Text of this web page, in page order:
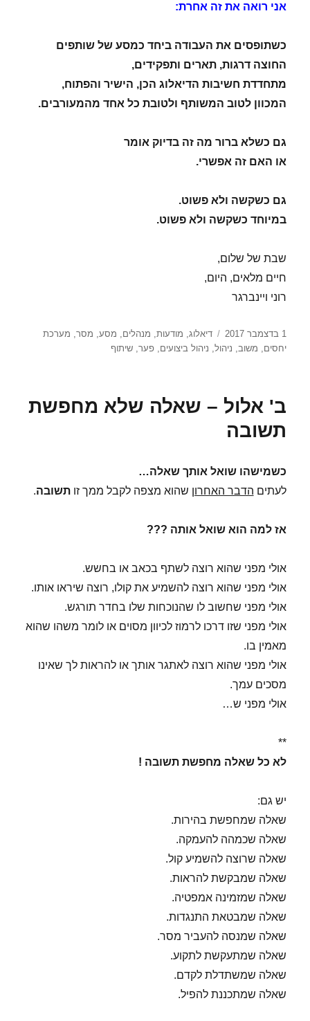
אני רואה את זה אחרת:
כשתופסים את העבודה ביחד כמסע של שותפים
החוצה דרגות, תארים ותפקידים,
מתחדדת חשיבות הדיאלוג הכן, הישיר והפתוח,
המכוון לטוב המשותף ולטובת כל אחד מהמעורבים.
גם כשלא ברור מה זה בדיוק אומר
או האם זה אפשרי.
גם כשקשה ולא פשוט.
במיוחד כשקשה ולא פשוט.
שבת של שלום,
חיים מלאים, היום,
רוני ויינברגר
פורסם
בתאריך
1 בדצמבר 2017 תגיות
דיאלוג, מודעות, מנהלים, מסע, מסר, מערכת
יחסים, משוב, ניהול, ניהול ביצועים,פער,שיתוף
ב' אלול – שאלה שלא מחפשת
תשובה
כשמישהו שואל אותך שאלה…
לעתים הדבר האחרון שהוא מצפה לקבל ממך זותשובה.
אז למה הוא שואל אותה ???
אולי מפני שהוא רוצה לשתף בכאב או בחשש.
אולי מפני שהוא רוצה להשמיע את קולו, רוצה שיראו אותו.
אולי מפני שחשוב לו שהנוכחות שלו בחדר תורגש.
אולי מפני שזו דרכו לרמוז לכיוון מסוים או לומר משהו שהוא
מאמין בו.
אולי מפני שהוא רוצה לאתגר אותך או להראות לך שאינו
מסכים עמך.
אולי מפני ש…
**
לא כל שאלה מחפשת תשובה !
יש גם:
שאלה שמחפשת בהירות.
שאלה שכמהה להעמקה.
שאלה שרוצה להשמיע קול.
שאלה שמבקשת להראות.
שאלה שמזמינה אמפטיה.
שאלה שמבטאת התנגדות.
שאלה שמנסה להעביר מסר.
שאלה שמתעקשת לתקוע.
שאלה שמשתדלת לקדם.
שאלה שמתכננת להפיל.